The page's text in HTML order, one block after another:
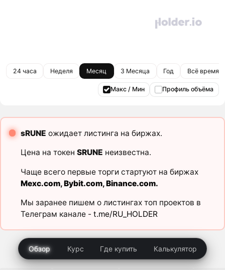
24 часа Неделя Месяц 3 Месяца Год Всё время
Макс / Мин Профиль объёма
sRUNE ожидает листинга на биржах.
Цена на токен SRUNE неизвестна.
Чаще всего первые торги стартуют на биржах
Mexc.com,Bybit.com,Binance.com.
Мы заранее пишем о листингах топ проектов в
Телеграм канале - t.me/RU_HOLDER
Обзор Курс Где купить Калькулятор